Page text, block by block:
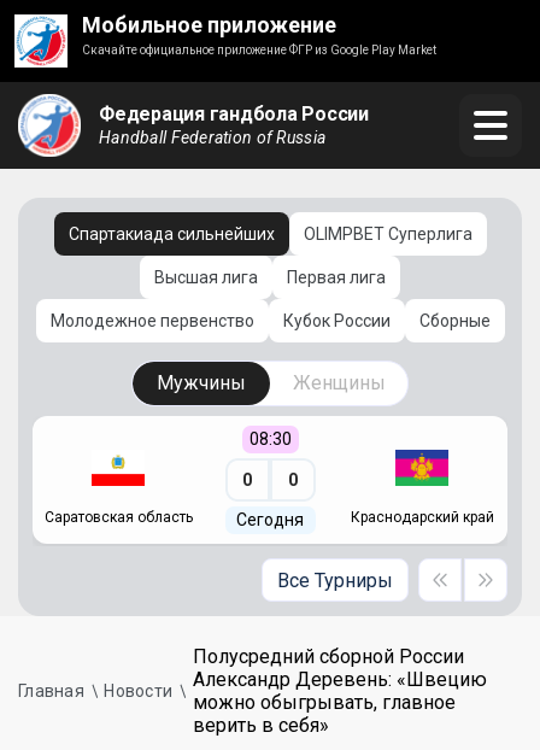
Мобильное приложение
Скачайте официальное приложение ФГР из Google Play Market
Федерация гандбола России
Handball Federation of Russia
Спартакиада сильнейших OLIMPBET Суперлига
Высшая лига Первая лига
Молодежное первенство Кубок России Сборные
Мужчины Женщины
Саратовская область
08:30
0 0
Сегодня Краснодарский край
Все Турниры
Главная Новости
Полусредний сборной России
Александр Деревень: «Швецию
можно обыгрывать, главное
верить в себя»